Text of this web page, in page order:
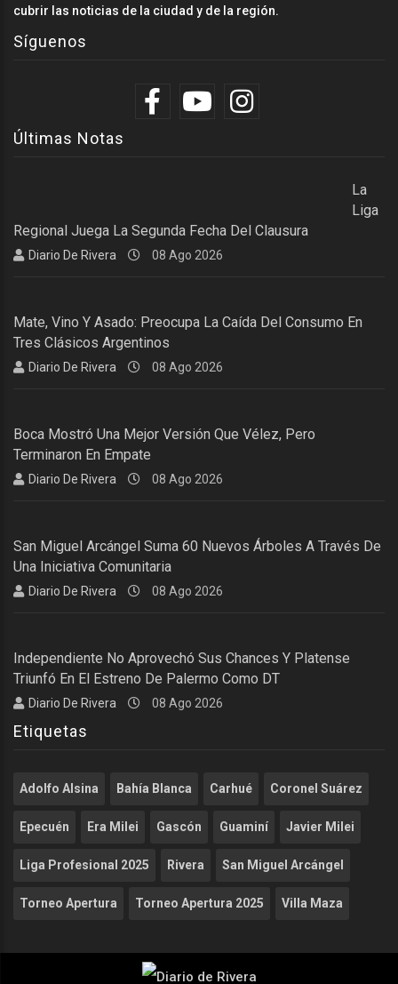
cubrir las noticias de la ciudad y de la región.
Síguenos
Últimas Notas
La
Liga
Regional Juega La Segunda Fecha Del Clausura
Diario De Rivera 08 Ago 2026
Mate, Vino Y Asado: Preocupa La Caída Del Consumo En
Tres Clásicos Argentinos
Diario De Rivera 08 Ago 2026
Boca Mostró Una Mejor Versión Que Vélez, Pero
Terminaron En Empate
Diario De Rivera 08 Ago 2026
San Miguel Arcángel Suma 60 Nuevos Árboles A Través De
Una Iniciativa Comunitaria
Diario De Rivera 08 Ago 2026
Independiente No Aprovechó Sus Chances Y Platense
Triunfó En El Estreno De Palermo Como DT
Diario De Rivera 08 Ago 2026
Etiquetas
Adolfo Alsina Bahía Blanca Carhué Coronel Suárez
Epecuén Era Milei Gascón Guaminí Javier Milei
Liga Profesional 2025 Rivera San Miguel Arcángel
Torneo Apertura Torneo Apertura 2025 Villa Maza